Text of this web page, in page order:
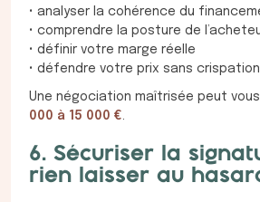
• analyser la cohérence du
• comprendre la posture de
• définir votre marge réelle
• défendre votre prix sans crispation
Une négociation maîtrisée peut
000 à 15 000 €
6. Sécuriser la
rien laisser au